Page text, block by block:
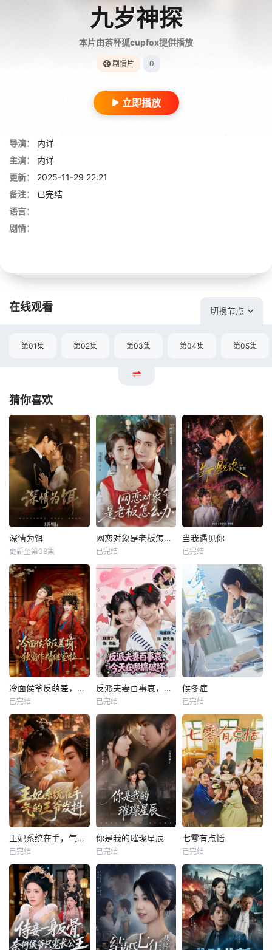
九岁神探
本片由茶杯狐cupfox提供播放
剧情片 0
立即播放
导演：
内详
主演：
内详
更新：
2025-11-29 22:21
备注：
已完结
语言：
剧情：
在线观看 切换节点
第01集 第02集 第03集 第04集 第05集
猜你喜欢
深情为饵
更新至第08集
网恋对象是老板怎么办
已完结
当我遇见你
已完结
冷面侯爷反萌差，独宠作精继室啦
已完结
反派夫妻百事哀，今天在哪搞破坏
已完结
候冬症
已完结
王妃系统在手，气的王爷发抖
已完结
你是我的璀璨星辰
已完结
七零有点恬
已完结